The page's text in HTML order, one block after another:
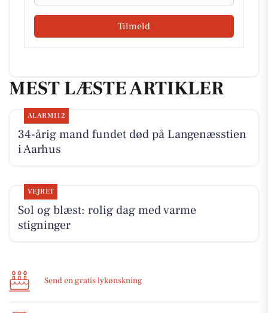
Tilmeld
MEST LÆSTE ARTIKLER
ALARM112
34-årig mand fundet død på Langenæsstien
i Aarhus
VEJRET
Sol og blæst: rolig dag med varme
stigninger
Send en gratis lykønskning